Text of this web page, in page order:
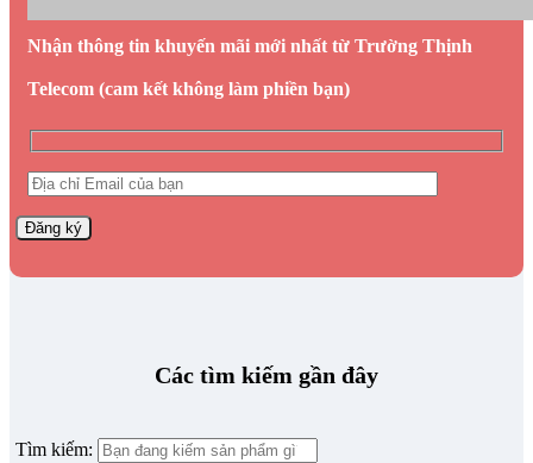
Nhận thông tin khuyến mãi mới nhất từ Trường Thịnh
Telecom (cam kết không làm phiền bạn)
Các tìm kiếm gần đây
Tìm kiếm: